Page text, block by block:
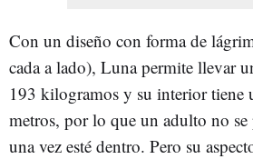
Con un diseño con forma de
cada a lado), Luna permite llevar
193 kilogramos y su interior tiene
metros, por lo que un adulto no se
una vez esté dentro. Pero su